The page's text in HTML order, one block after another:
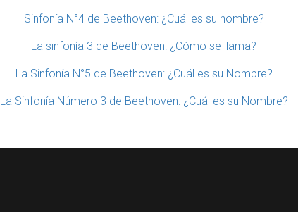
Sinfonía N°4 de Beethoven: ¿Cuál es su nombre?
La sinfonía 3 de Beethoven: ¿Cómo se llama?
La Sinfonía N°5 de Beethoven: ¿Cuál es su Nombre?
La Sinfonía Número 3 de Beethoven: ¿Cuál es su Nombre?